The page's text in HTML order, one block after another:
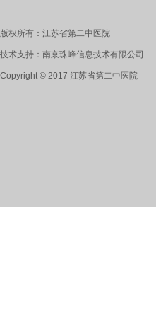
版权所有：江苏省第二中医院
技术支持：南京珠峰信息技术有限公司
Copyright © 2017 江苏省第二中医院